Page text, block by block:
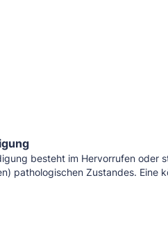
besteht im Hervorrufen oder
pathologischen Zustandes. Eine